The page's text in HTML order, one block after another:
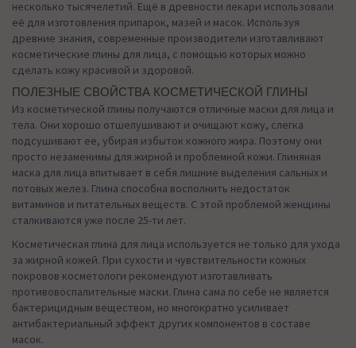
несколько тысячелетий. Ещё в древности лекари использовали
её для изготовления припарок, мазей и масок. Используя
древние знания, современные производители изготавливают
косметические глины для лица, с помощью которых можно
сделать кожу красивой и здоровой.
ПОЛЕЗНЫЕ СВОЙСТВА КОСМЕТИЧЕСКОЙ ГЛИНЫ
Из косметической глины получаются отличные маски для лица и
тела. Они хорошо отшелушивают и очищают кожу, слегка
подсушивают ее, убирая избыток кожного жира. Поэтому они
просто незаменимы для жирной и проблемной кожи. Глиняная
маска для лица впитывает в себя лишние выделения сальных и
потовых желез. Глина способна восполнить недостаток
витаминов и питательных веществ. С этой проблемой женщины
сталкиваются уже после 25-ти лет.
Косметическая глина для лица используется не только для ухода
за жирной кожей. При сухости и чувствительности кожных
покровов косметологи рекомендуют изготавливать
противовоспалительные маски. Глина сама по себе не является
бактерицидным веществом, но многократно усиливает
антибактериальный эффект других компонентов в составе
масок.